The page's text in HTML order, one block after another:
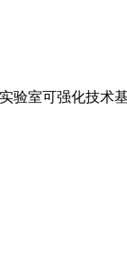
室可强化技术